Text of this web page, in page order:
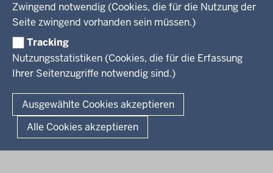
Zwingend notwendig (Cookies, die für die Nutzung der
Seite zwingend vorhanden sein müssen.)
Tracking
Nutzungsstatistiken (Cookies, die für die Erfassung
Ihrer Seitenzugriffe notwendig sind.)
Ausgewählte Cookies akzeptieren
Alle Cookies akzeptieren
Kreis Gütersloh
Kreis Höxter
Fußzeile
Impressum Datenschutz